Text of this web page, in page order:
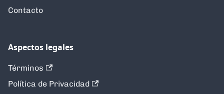
Contacto
Aspectos legales
Términos
Política de Privacidad